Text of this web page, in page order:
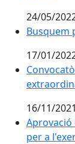
24/05/
Busquem
Busquem
17/01/
16/11/2021
Aprovació
per a